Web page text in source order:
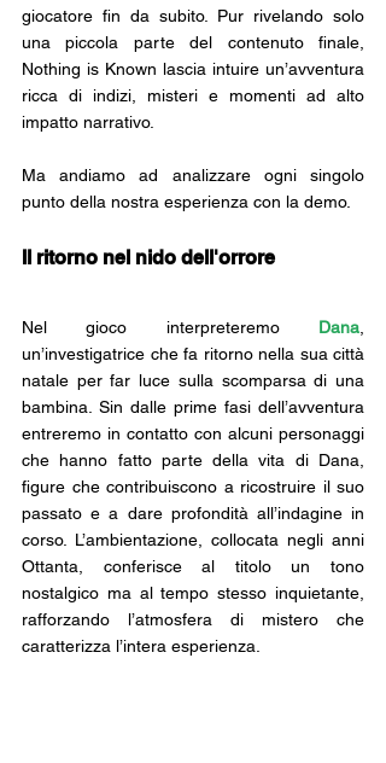
giocatore fin da subito. Pur rivelando solo
una piccola parte del contenuto finale,
Nothing is Known lascia intuire un’avventura
ricca di indizi, misteri e momenti ad alto
impatto narrativo.
Ma andiamo ad analizzare ogni singolo
punto della nostra esperienza con la demo.
Il ritorno nel nido dell'orrore
Nel gioco interpreteremo Dana
un’investigatrice che fa ritorno nella sua città
natale per far luce sulla scomparsa di una
bambina. Sin dalle prime fasi dell’avventura
entreremo in contatto con alcuni personaggi
che hanno fatto parte della vita di Dana,
figure che contribuiscono a ricostruire il suo
passato e a dare profondità all’indagine in
corso. L’ambientazione, collocata negli anni
Ottanta, conferisce al titolo un tono
nostalgico ma al tempo stesso inquietante,
rafforzando l’atmosfera di mistero che
caratterizza l’intera esperienza.